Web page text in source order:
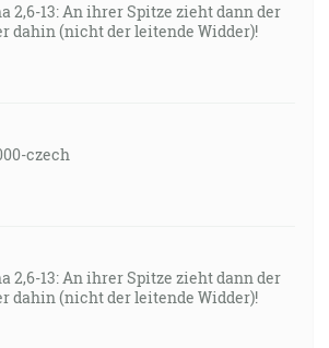
2,6-13: An ihrer Spitze zieht dann der
dahin (nicht der leitende Widder)!
czech
2,6-13: An ihrer Spitze zieht dann der
dahin (nicht der leitende Widder)!